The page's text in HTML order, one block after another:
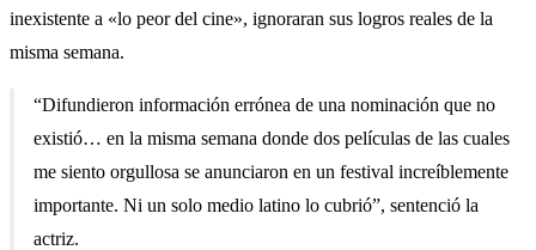
inexistente a «lo peor del cine», ignoraran sus logros reales de la
misma semana.
“Difundieron información errónea de una nominación que no
existió… en la misma semana donde dos películas de las cuales
me siento orgullosa se anunciaron en un festival increíblemente
importante. Ni un solo medio latino lo cubrió”, sentenció la
actriz.